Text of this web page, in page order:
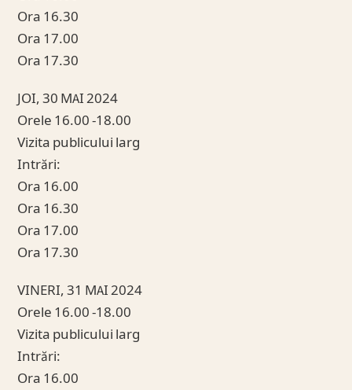
Ora 16.30
Ora 17.00
Ora 17.30
JOI, 30 MAI 2024
Orele 16.00 -18.00
Vizita publicului larg
Intrări:
Ora 16.00
Ora 16.30
Ora 17.00
Ora 17.30
VINERI, 31 MAI 2024
Orele 16.00 -18.00
Vizita publicului larg
Intrări:
Ora 16.00